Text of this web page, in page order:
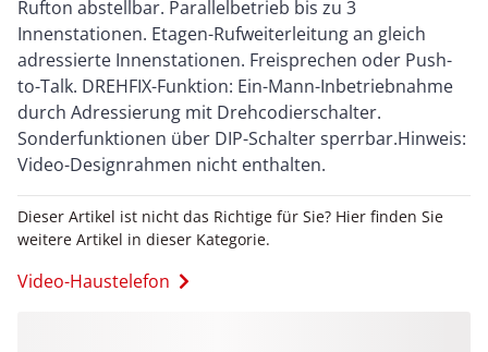
Rufton abstellbar. Parallelbetrieb bis zu 3
Innenstationen. Etagen-Rufweiterleitung an gleich
adressierte Innenstationen. Freisprechen oder Push-
to-Talk. DREHFIX-Funktion: Ein-Mann-Inbetriebnahme
durch Adressierung mit Drehcodierschalter.
Sonderfunktionen über DIP-Schalter sperrbar.Hinweis:
Video-Designrahmen nicht enthalten.
Dieser Artikel ist nicht das Richtige für Sie? Hier finden Sie
weitere Artikel in dieser Kategorie.
Video-Haustelefon